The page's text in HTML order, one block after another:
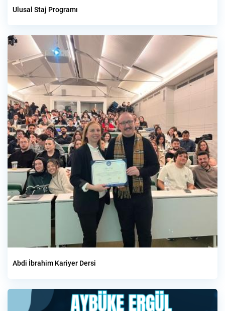
Ulusal Staj Programı
Abdi İbrahim Kariyer Dersi